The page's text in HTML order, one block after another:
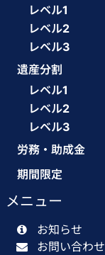
レベル1
レベル2
レベル3
遺産分割
レベル1
レベル2
レベル3
労務・助成金
期間限定
メニュー
お知らせ
お問い合わせ